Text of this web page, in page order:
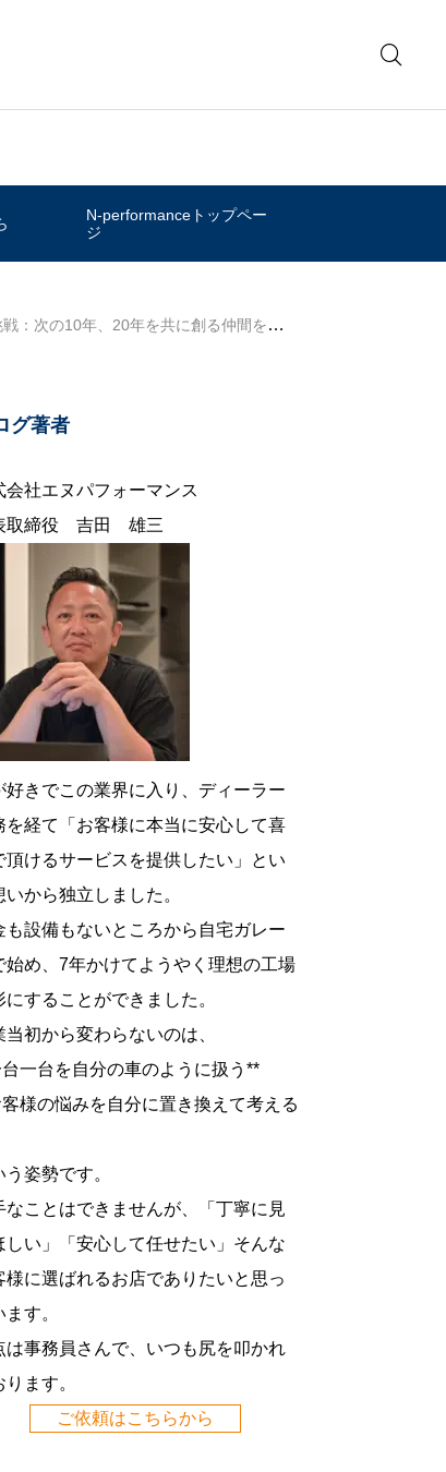
N-performanceトップペー
ジ
次の10年、20年を共に創る仲間を募集します
グ著者
会社エヌパフォーマンス
取締役 吉田 雄三
好きでこの業界に入り、ディーラー
を経て「お客様に本当に安心して喜
頂けるサービスを提供したい」とい
いから独立しました。
も設備もないところから自宅ガレー
始め、7年かけてようやく理想の工場
にすることができました。
当初から変わらないのは、
一台を自分の車のように扱う**
様の悩みを自分に置き換えて考える
う姿勢です。
なことはできませんが、「丁寧に見
しい」「安心して任せたい」そんな
様に選ばれるお店でありたいと思っ
す。
は事務員さんで、いつも尻を叩かれ
ります。
ご依頼はこちらから